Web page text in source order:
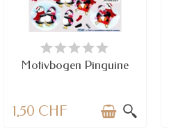
VERFÜGBAR
Motivbogen Pinguine
1,50 CHF